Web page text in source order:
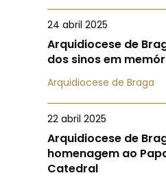
24 abril 2025
Arquidiocese de
dos sinos em
Arquidiocese de Braga
22 abril 2025
Arquidiocese de
homenagem ao
Catedral